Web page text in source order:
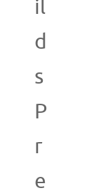
il
d
s
P
r
e